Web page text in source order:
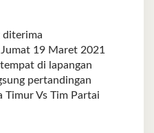
diterima
19 Maret 2021
di lapangan
pertandingan
Timur Vs Tim Partai